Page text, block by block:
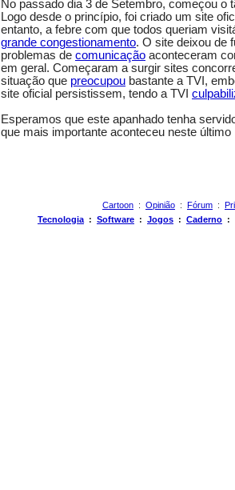
No passado dia 3 de Setembro, começou o
Logo desde o princípio, foi criado um site
entanto, a febre com que todos queriam
grande congestionamento. O site deixou de
problemas de comunicação aconteceram
em geral. Começaram a surgir sites
situação que preocupou bastante a TVI,
site oficial persistissem, tendo a TVI
Esperamos que este apanhado tenha
que mais importante aconteceu neste último
Cartoon : Opinião : Fórum :
Tecnologia : Software : Jogos : Caderno :